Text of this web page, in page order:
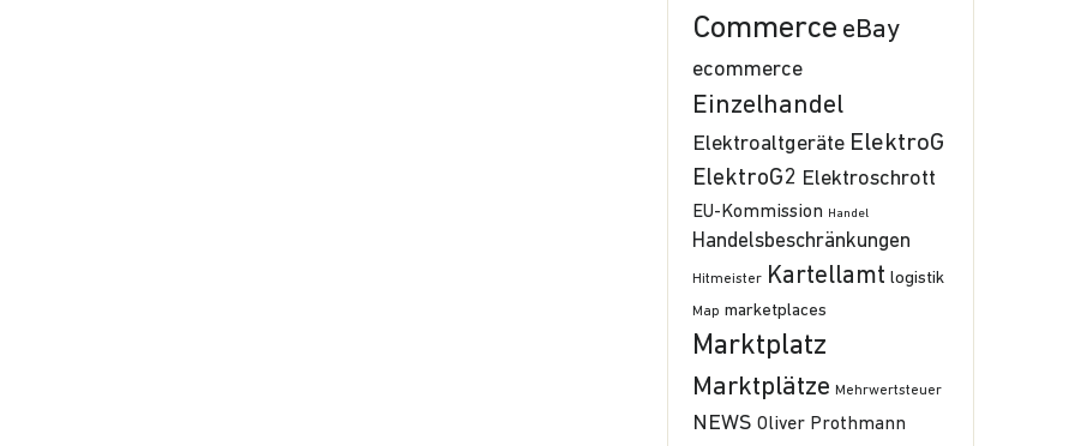
Commerce eBay
ecommerce
Einzelhandel
Elektroaltgeräte ElektroG
ElektroG2 Elektroschrott
EU-Kommission Handel
Handelsbeschränkungen
Hitmeister Kartellamt logistik
Map marketplaces
Marktplatz
Marktplätze Mehrwertsteuer
NEWS Oliver Prothmann